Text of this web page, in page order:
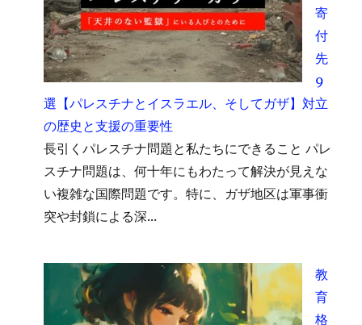
寄
付
先
9
選【パレスチナとイスラエル、そしてガザ】対立
の歴史と支援の重要性
長引くパレスチナ問題と私たちにできること パレ
スチナ問題は、何十年にもわたって解決が見えな
い複雑な国際問題です。特に、ガザ地区は軍事衝
突や封鎖による深...
教
育
格